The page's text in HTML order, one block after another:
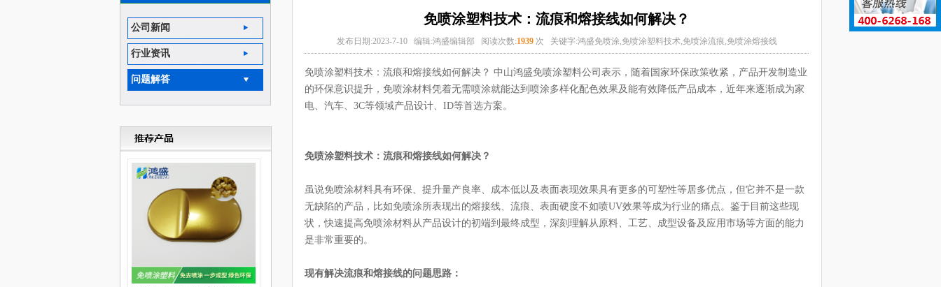
公司新闻
行业资讯
问题解答
免喷涂塑料技术：流痕和熔接线如何解决？
发布日期:2023-7-10 编辑:鸿盛编辑部 阅读次数:1939次 关键字:鸿盛免喷涂,免喷涂塑料技术,免喷涂流痕,免喷涂熔接线
免喷涂塑料技术：流痕和熔接线如何解决？ 中山鸿盛免喷涂塑料公司表示，随着国家环保政策收紧，产品开发制造业
的环保意识提升，免喷涂材料凭着无需喷涂就能达到喷涂多样化配色效果及能有效降低产品成本，近年来逐渐成为家
电、汽车、3C等领域产品设计、ID等首选方案。
免喷涂塑料技术：流痕和熔接线如何解决？
虽说免喷涂材料具有环保、提升量产良率、成本低以及表面表现效果具有更多的可塑性等居多优点，但它并不是一款
无缺陷的产品，比如免喷涂所表现出的熔接线、流痕、表面硬度不如喷UV效果等成为行业的痛点。鉴于目前这些现
状，快速提高免喷涂材料从产品设计的初端到最终成型，深刻理解从原料、工艺、成型设备及应用市场等方面的能力
是非常重要的。
现有解决流痕和熔接线的问题思路：